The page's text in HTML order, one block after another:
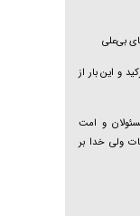
بی‌علی
و این بار از
و امت
ولی خدا بر